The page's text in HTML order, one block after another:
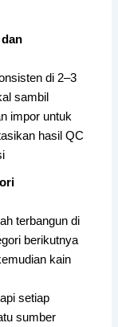
di 2–3
sambil
impor untuk
hasil QC
terbangun di
berikutnya
kain
setiap
sumber